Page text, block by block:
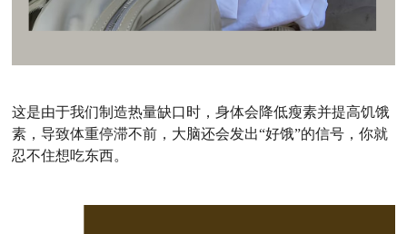
这是由于我们制造热量缺口时，身体会降低瘦素并提高饥饿
素，导致体重停滞不前，大脑还会发出“好饿”的信号，你就
忍不住想吃东西。